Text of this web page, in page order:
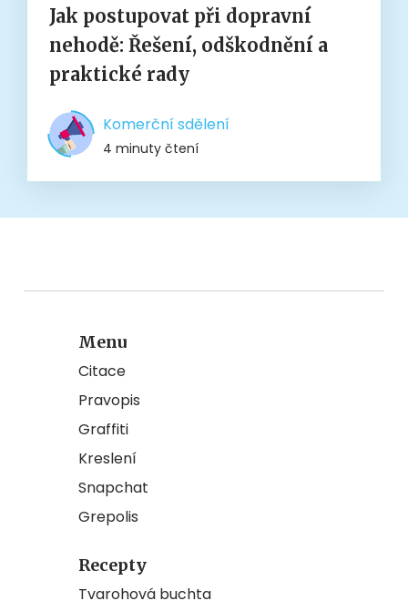
Jak postupovat při dopravní
nehodě: Řešení, odškodnění a
praktické rady
Komerční sdělení
4 minuty čtení
Menu
Citace
Pravopis
Graffiti
Kreslení
Snapchat
Grepolis
Recepty
Tvarohová buchta